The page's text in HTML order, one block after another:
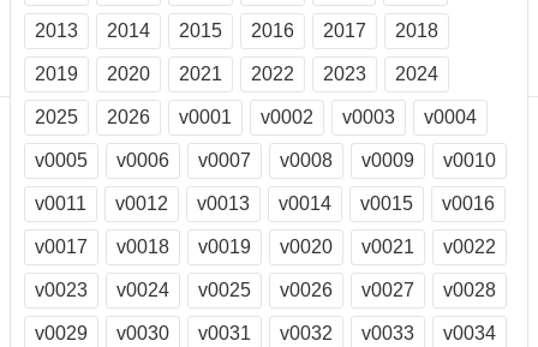
頁
聯
絡
資
訊
訂
閱/
取
消
網
站
導
覽
2013 2014 2015 2016 2017 2018
2019 2020 2021 2022 2023 2024
2025 2026 v0001 v0002 v0003 v0004
v0005 v0006 v0007 v0008 v0009 v0010
v0011 v0012 v0013 v0014 v0015 v0016
v0017 v0018 v0019 v0020 v0021 v0022
v0023 v0024 v0025 v0026 v0027 v0028
v0029 v0030 v0031 v0032 v0033 v0034